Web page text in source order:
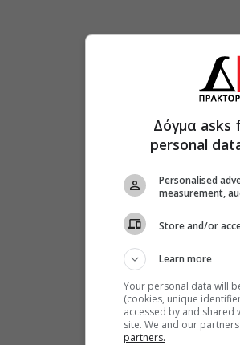
Δόγμα asks
personal
Personalised
measurement,
Store and/or
Learn more
Your personal data will
(cookies, unique
accessed by and shared
site. We and our
partners.